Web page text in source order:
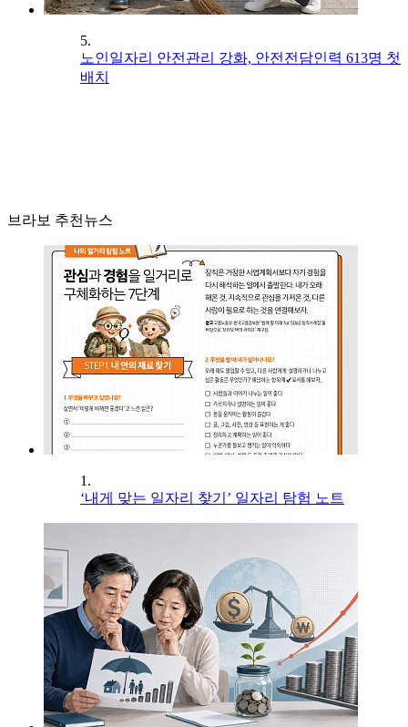
5.
노인일자리 안전관리 강화, 안전전담인력 613명 첫
배치
브라보 추천뉴스
1.
‘내게 맞는 일자리 찾기’ 일자리 탐험 노트